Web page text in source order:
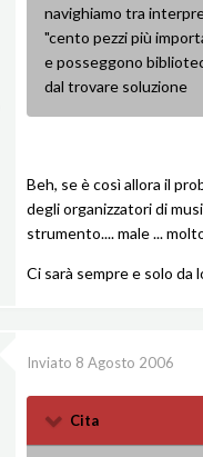
navighiamo tra
"cento pezzi più
e posseggono
dal trovare soluzione
Beh, se è così allora il
degli organizzatori di
strumento.... male ...
Ci sarà sempre e solo
Inviato 8 Agosto 2006
Cita